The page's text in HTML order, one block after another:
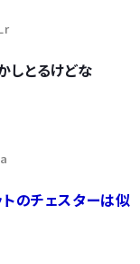
しとるけどな
のチェスターは似